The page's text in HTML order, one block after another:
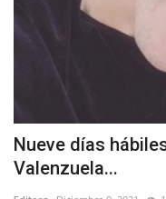
Nueve días
Valenzuela...